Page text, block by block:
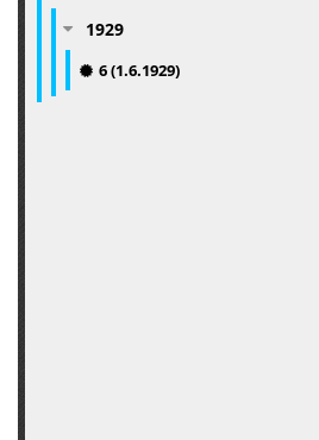
1929
6 (1.6.1929)